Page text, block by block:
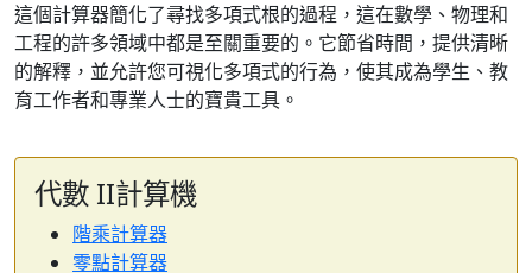
這個計算器簡化了尋找多項式根的過程，這在數學、物理和
工程的許多領域中都是至關重要的。它節省時間，提供清晰
的解釋，並允許您可視化多項式的行為，使其成為學生、教
育工作者和專業人士的寶貴工具。
代數 II計算機
階乘計算器
零點計算器